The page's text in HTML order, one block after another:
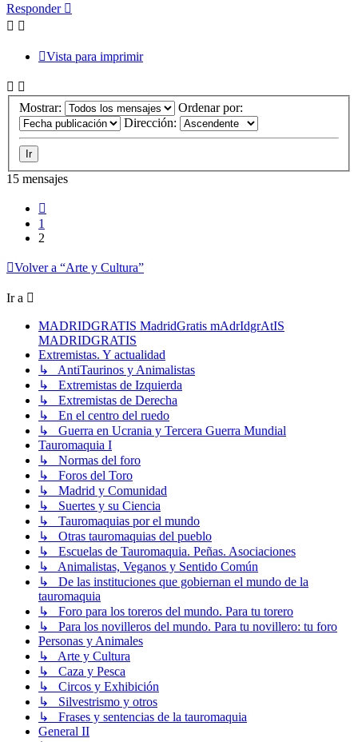
Responder
Vista para imprimir
Mostrar:
Ordenar por:
Dirección:
15 mensajes
1
2
Volver a “Arte y Cultura”
Ir a
MADRIDGRATIS MadridGratis mAdrIdgrAtIS
MADRIDGRATIS
Extremistas. Y actualidad
↳ AntiTaurinos y Animalistas
↳ Extremistas de Izquierda
↳ Extremistas de Derecha
↳ En el centro del ruedo
↳ Guerra en Ucrania y Tercera Guerra Mundial
Tauromaquia I
↳ Normas del foro
↳ Foros del Toro
↳ Madrid y Comunidad
↳ Suertes y su Ciencia
↳ Tauromaquias por el mundo
↳ Otras tauromaquias del pueblo
↳ Escuelas de Tauromaquia. Peñas. Asociaciones
↳ Animalistas, Veganos y Sentido Común
↳ De las instituciones que gobiernan el mundo de la
tauromaquia
↳ Foro para los toreros del mundo. Para tu torero
↳ Para los novilleros del mundo. Para tu novillero: tu foro
Personas y Animales
↳ Arte y Cultura
↳ Caza y Pesca
↳ Circos y Exhibición
↳ Silvestrismo y otros
↳ Frases y sentencias de la tauromaquia
General II